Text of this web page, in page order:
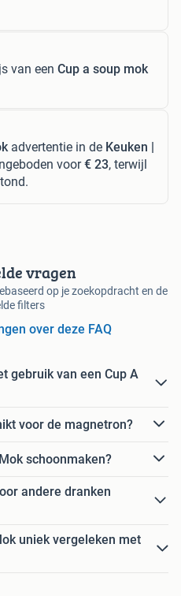
van een Cup a soup mok
advertentie in de Keuken |
voor€ 23, terwijl
vragen
op je zoekopdracht en de
filters
over deze FAQ
gebruik van een Cup A
voor de magnetron?
schoonmaken?
andere dranken
uniek vergeleken met